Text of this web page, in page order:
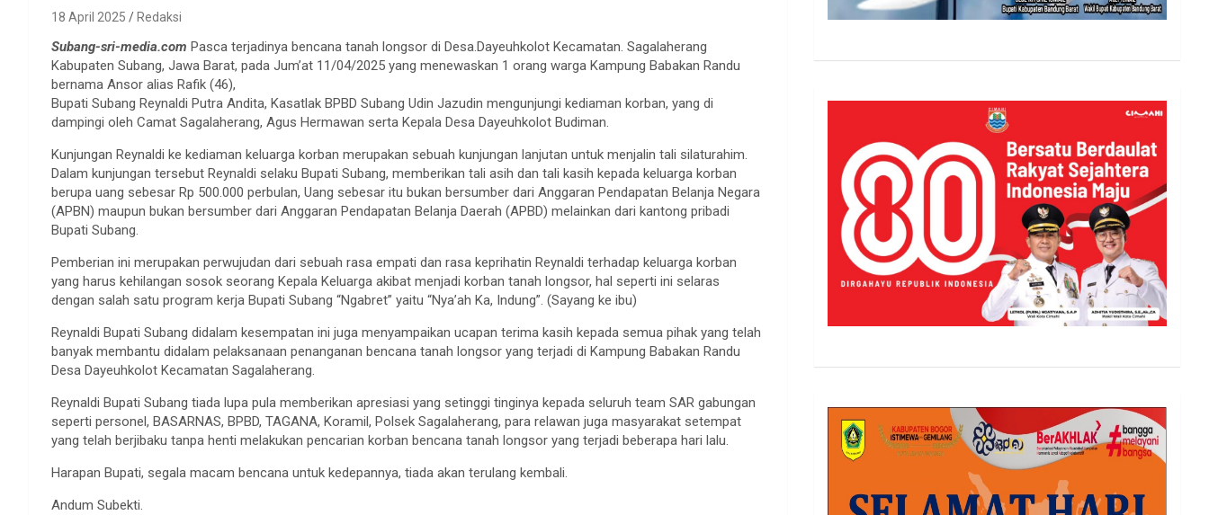
18 April 2025 Redaksi
Subang-sri-media.com Pasca terjadinya bencana tanah longsor di Desa.Dayeuhkolot Kecamatan. Sagalaherang
Kabupaten Subang, Jawa Barat, pada Jum’at 11/04/2025 yang menewaskan 1 orang warga Kampung Babakan Randu
bernama Ansor alias Rafik (46),
Bupati Subang Reynaldi Putra Andita, Kasatlak BPBD Subang Udin Jazudin mengunjungi kediaman korban, yang di
dampingi oleh Camat Sagalaherang, Agus Hermawan serta Kepala Desa Dayeuhkolot Budiman.
Kunjungan Reynaldi ke kediaman keluarga korban merupakan sebuah kunjungan lanjutan untuk menjalin tali silaturahim.
Dalam kunjungan tersebut Reynaldi selaku Bupati Subang, memberikan tali asih dan tali kasih kepada keluarga korban
berupa uang sebesar Rp 500.000 perbulan, Uang sebesar itu bukan bersumber dari Anggaran Pendapatan Belanja Negara
(APBN) maupun bukan bersumber dari Anggaran Pendapatan Belanja Daerah (APBD) melainkan dari kantong pribadi
Bupati Subang.
Pemberian ini merupakan perwujudan dari sebuah rasa empati dan rasa keprihatin Reynaldi terhadap keluarga korban
yang harus kehilangan sosok seorang Kepala Keluarga akibat menjadi korban tanah longsor, hal seperti ini selaras
dengan salah satu program kerja Bupati Subang “Ngabret” yaitu “Nya’ah Ka, Indung”. (Sayang ke ibu)
Reynaldi Bupati Subang didalam kesempatan ini juga menyampaikan ucapan terima kasih kepada semua pihak yang telah
banyak membantu didalam pelaksanaan penanganan bencana tanah longsor yang terjadi di Kampung Babakan Randu
Desa Dayeuhkolot Kecamatan Sagalaherang.
Reynaldi Bupati Subang tiada lupa pula memberikan apresiasi yang setinggi tinginya kepada seluruh team SAR gabungan
seperti personel, BASARNAS, BPBD, TAGANA, Koramil, Polsek Sagalaherang, para relawan juga masyarakat setempat
yang telah berjibaku tanpa henti melakukan pencarian korban bencana tanah longsor yang terjadi beberapa hari lalu.
Harapan Bupati, segala macam bencana untuk kedepannya, tiada akan terulang kembali.
Andum Subekti.